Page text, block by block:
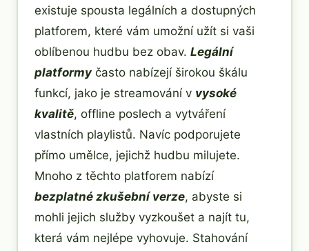
existuje spousta legálních a dostupných
platforem, které vám umožní užít si vaši
oblíbenou hudbu bez obav. Legální
platformyčasto nabízejí širokou škálu
funkcí, jako je streamování v vysoké
kvalitě, offline poslech a vytváření
vlastních playlistů. Navíc podporujete
přímo umělce, jejichž hudbu milujete.
Mnoho z těchto platforem nabízí
bezplatné zkušební verze, abyste si
mohli jejich služby vyzkoušet a najít tu,
která vám nejlépe vyhovuje. Stahování